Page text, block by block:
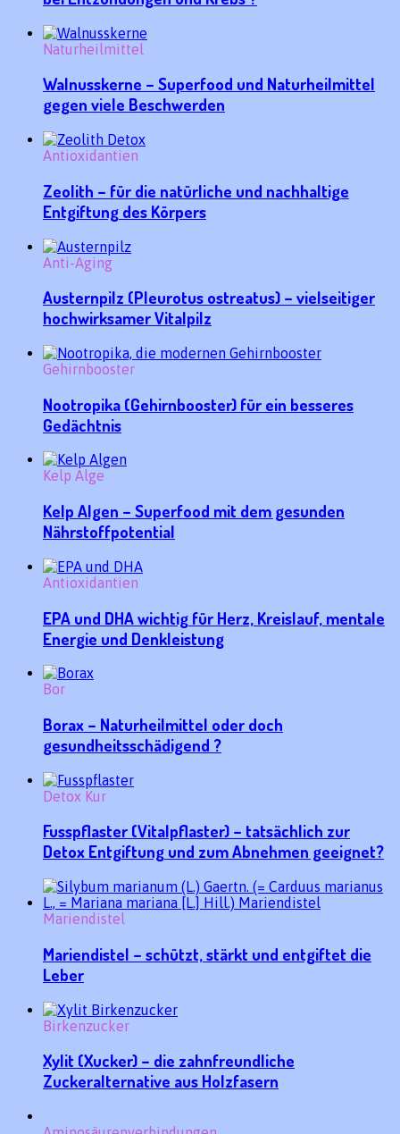
Naturheilmittel
Walnusskerne – Superfood und Naturheilmittel
gegen viele Beschwerden
Antioxidantien
Zeolith – für die natürliche und nachhaltige
Entgiftung des Körpers
Anti-Aging
Austernpilz (Pleurotus ostreatus) – vielseitiger
hochwirksamer Vitalpilz
Gehirnbooster
Nootropika (Gehirnbooster) für ein besseres
Gedächtnis
Kelp Alge
Kelp Algen – Superfood mit dem gesunden
Nährstoffpotential
Antioxidantien
EPA und DHA wichtig für Herz, Kreislauf, mentale
Energie und Denkleistung
Bor
Borax – Naturheilmittel oder doch
gesundheitsschädigend ?
Detox Kur
Fusspflaster (Vitalpflaster) – tatsächlich zur
Detox Entgiftung und zum Abnehmen geeignet?
Mariendistel
Mariendistel – schützt, stärkt und entgiftet die
Leber
Birkenzucker
Xylit (Xucker) – die zahnfreundliche
Zuckeralternative aus Holzfasern